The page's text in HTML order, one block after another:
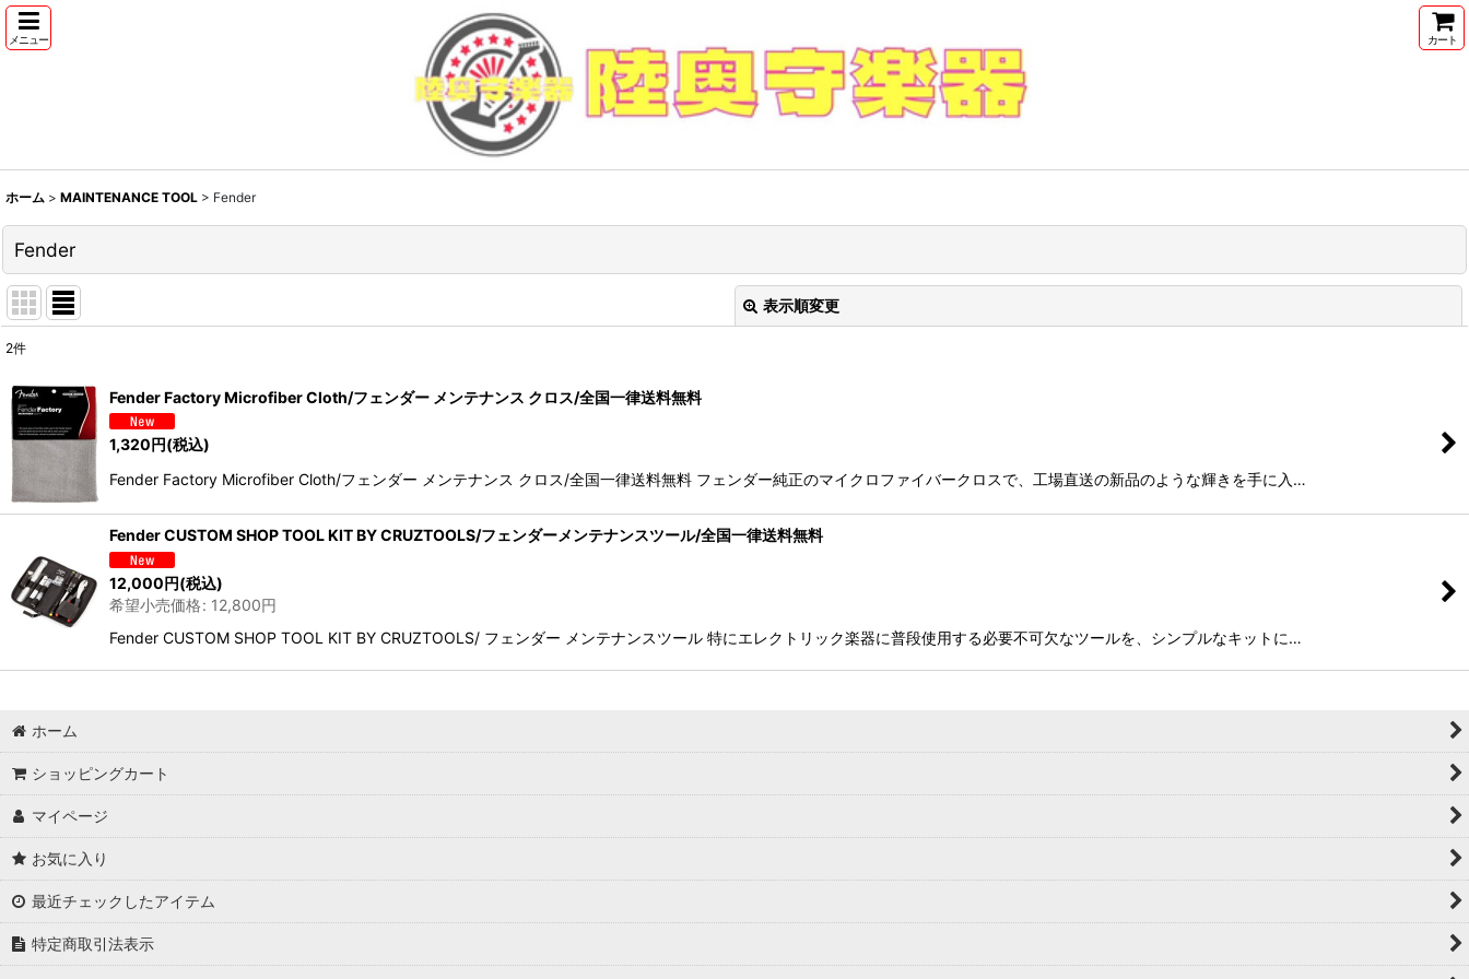
メニュー カート
ホーム > MAINTENANCE TOOL > Fender
Fender
表示順変更
並び順:
絞り込む
2件
Fender Factory Microfiber Cloth/フェンダー メンテナンス クロス/全国一律送料無料
1,320円(税込)
Fender Factory Microfiber Cloth/フェンダー メンテナンス クロス/全国一律送料無料 フェンダー純正のマイクロファイバークロスで、工場直送の新品のような輝きを手に入…
Fender CUSTOM SHOP TOOL KIT BY CRUZTOOLS/フェンダーメンテナンスツール/全国一律送料無料
12,000円(税込)
希望小売価格: 12,800円
Fender CUSTOM SHOP TOOL KIT BY CRUZTOOLS/ フェンダー メンテナンスツール 特にエレクトリック楽器に普段使用する必要不可欠なツールを、シンプルなキットに…
ホーム
ショッピングカート
マイページ
お気に入り
最近チェックしたアイテム
特定商取引法表示